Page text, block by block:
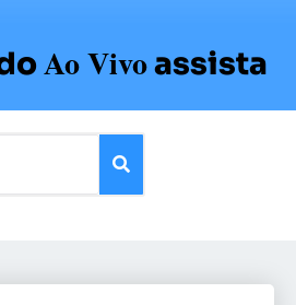
Ao Vivoassista